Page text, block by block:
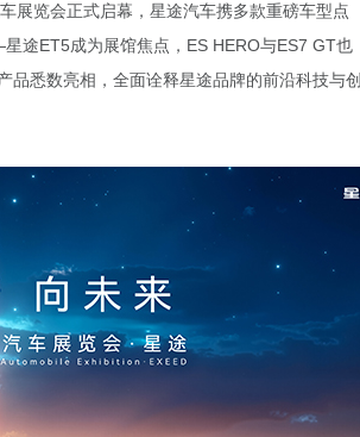
展览会正式启幕，星途汽车携多款重磅车型点
途ET5成为展馆焦点，ES HERO与ES7 GT也
品悉数亮相，全面诠释星途品牌的前沿科技与创